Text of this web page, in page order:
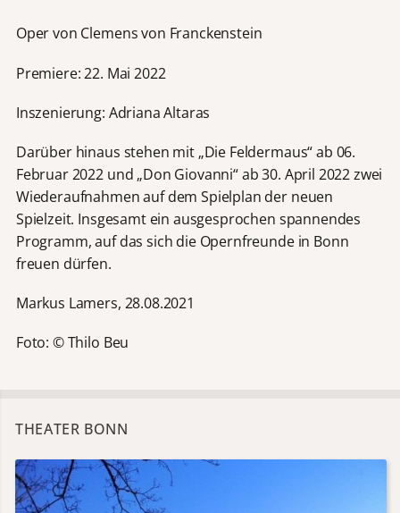
Oper von Clemens von Franckenstein
Premiere: 22. Mai 2022
Inszenierung: Adriana Altaras
Darüber hinaus stehen mit „Die Feldermaus“ ab 06.
Februar 2022 und „Don Giovanni“ ab 30. April 2022 zwei
Wiederaufnahmen auf dem Spielplan der neuen
Spielzeit. Insgesamt ein ausgesprochen spannendes
Programm, auf das sich die Opernfreunde in Bonn
freuen dürfen.
Markus Lamers, 28.08.2021
Foto: © Thilo Beu
THEATER BONN